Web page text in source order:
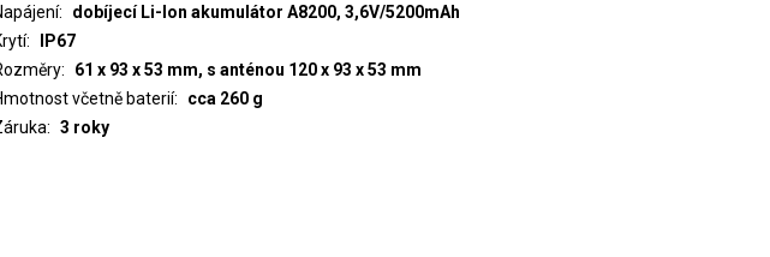
dobíjecí Li-Ion akumulátor A8200, 3,6V/5200mAh
IP67
61 x 93 x 53 mm, s anténou 120 x 93 x 53 mm
včetně baterií
cca 260 g
3 roky